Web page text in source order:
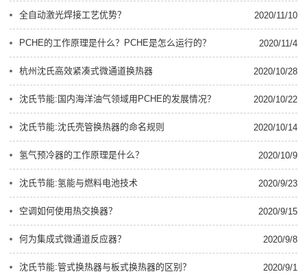
全自动激光焊接工艺优势？ 2020/11/10
PCHE的工作原理是什么？PCHE是怎么运行的？ 2020/11/4
杭州沈氏高效紧凑式微通道换热器 2020/10/28
沈氏节能:国内海洋油气领域用PCHE的发展情况？ 2020/10/22
沈氏节能:沈氏壳管换热器的命名规则 2020/10/14
氢气预冷器的工作原理是什么？ 2020/10/9
沈氏节能:氢能与燃料电池技术 2020/9/23
空调如何使用热交换器？ 2020/9/15
何为集成式微通道反应器？ 2020/9/8
沈氏节能:管式换热器与板式换热器的区别？ 2020/9/1